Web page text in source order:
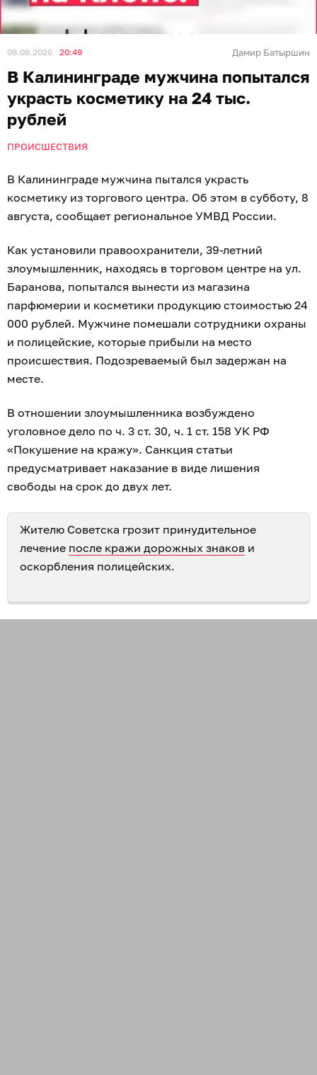
08.08.2026 20:49 Дамир Батыршин
В Калининграде мужчина попытался
украсть косметику на 24 тыс.
рублей
ПРОИСШЕСТВИЯ
В Калининграде мужчина пытался украсть
косметику из торгового центра. Об этом в субботу, 8
августа, сообщает региональное УМВД России.
Как установили правоохранители, 39-летний
злоумышленник, находясь в торговом центре на ул.
Баранова, попытался вынести из магазина
парфюмерии и косметики продукцию стоимостью 24
000 рублей. Мужчине помешали сотрудники охраны
и полицейские, которые прибыли на место
происшествия. Подозреваемый был задержан на
месте.
В отношении злоумышленника возбуждено
уголовное дело по ч. 3 ст. 30, ч. 1 ст. 158 УК РФ
«Покушение на кражу». Санкция статьи
предусматривает наказание в виде лишения
свободы на срок до двух лет.
Жителю Советска грозит принудительное
лечение после кражи дорожных знаков и
оскорбления полицейских.